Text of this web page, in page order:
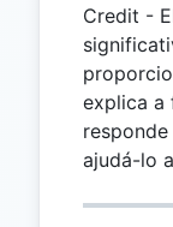
Credit -
explica a
ajudá-lo